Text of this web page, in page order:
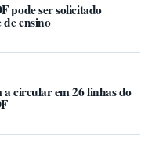
pode ser solicitado
ensino
a circular em 26 linhas do